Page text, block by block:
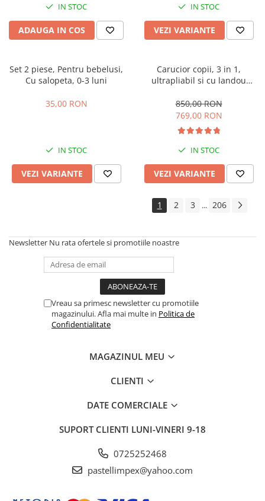
IN STOC
ADAUGA IN COS
IN STOC
VEZI VARIANTE
Set 2 piese, Pentru bebelusi,
Cu salopeta, 0-3 luni
35,00 RON
IN STOC
VEZI VARIANTE
Carucior copii, 3 in 1,
ultrapliabil si cu landou
maner reglabil, negru
850,00 RON
769,00 RON
IN STOC
VEZI VARIANTE
1 2 3 ... 206
Newsletter Nu rata ofertele si promotiile noastre
Vreau sa primesc newsletter cu promotiile
magazinului. Afla mai multe in Politica de
Confidentialitate
MAGAZINUL MEU
CLIENTI
DATE COMERCIALE
SUPORT CLIENTI LUNI-VINERI 9-18
0725252468
pastellimpex@yahoo.com